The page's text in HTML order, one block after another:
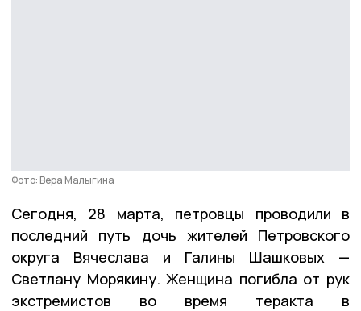
Фото: Вера Малыгина
Сегодня, 28 марта, петровцы проводили в
последний путь дочь жителей Петровского
округа Вячеслава и Галины Шашковых —
Светлану Морякину. Женщина погибла от рук
экстремистов во время теракта в